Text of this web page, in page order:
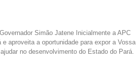
Simão Jatene Inicialmente a APC
aproveita a oportunidade para expor a Vossa
no desenvolvimento do Estado do Pará.